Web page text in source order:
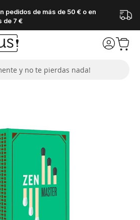
pedidos de más de 50 € o en
de 7 €